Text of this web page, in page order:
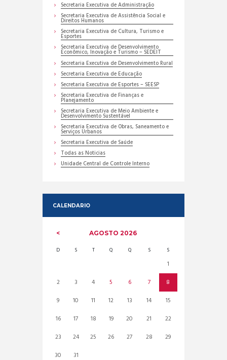
Secretaria Executiva de Administração
Secretaria Executiva de Assistência Social e
Direitos Humanos
Secretaria Executiva de Cultura, Turismo e
Esportes
Secretaria Executiva de Desenvolvimento
Econômico, Inovação e Turismo – SEDEIT
Secretaria Executiva de Desenvolvimento Rural
Secretaria Executiva de Educação
Secretaria Executiva de Esportes – SEESP
Secretaria Executiva de Finanças e
Planejamento
Secretaria Executiva de Meio Ambiente e
Desenvolvimento Sustentável
Secretaria Executiva de Obras, Saneamento e
Serviços Urbanos
Secretaria Executiva de Saúde
Todas as Noticias
Unidade Central de Controle Interno
CALENDARIO
AGOSTO2026
D S T Q Q S S
1
2
3 4 5 6 7
8
9
10 11 12 13 14
15
16
17 18 19 20 21
22
23
24 25 26 27 28
29
30
31